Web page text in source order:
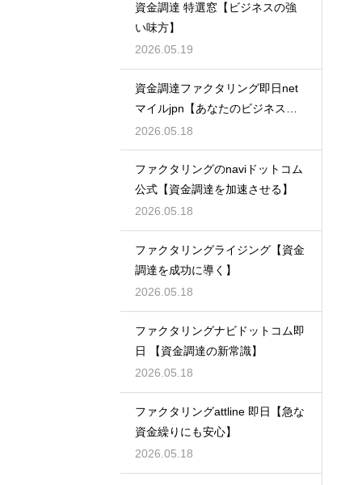
資金調達 特選窓【ビジネスの強
い味方】
2026.05.19
資金調達ファクタリング即日net
マイルjpn【あなたのビジネスを
支える】
2026.05.18
ファクタリングのnaviドットコム
公式【資金調達を加速させる】
2026.05.18
ファクタリングライジング【資金
調達を成功に導く】
2026.05.18
ファクタリングナビドットコム即
日 【資金調達の新常識】
2026.05.18
ファクタリングattline 即日【急な
資金繰りにも安心】
2026.05.18